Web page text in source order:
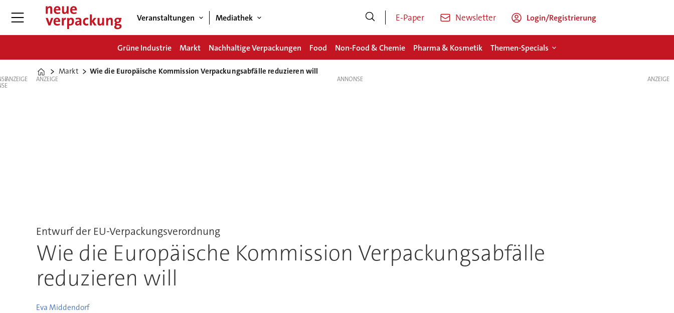
Veranstaltungen Mediathek E-Paper Newsletter Login/Registrierung
Grüne Industrie Markt Nachhaltige Verpackungen Food Non-Food & Chemie Pharma & Kosmetik Themen-Specials
Home
Markt Wie die Europäische Kommission Verpackungsabfälle reduzieren will
ANZEIGE ANZEIGE
Entwurf der EU-Verpackungsverordnung
Wie die Europäische Kommission Verpackungsabfälle
reduzieren will
Eva Middendorf
ANZEIGE